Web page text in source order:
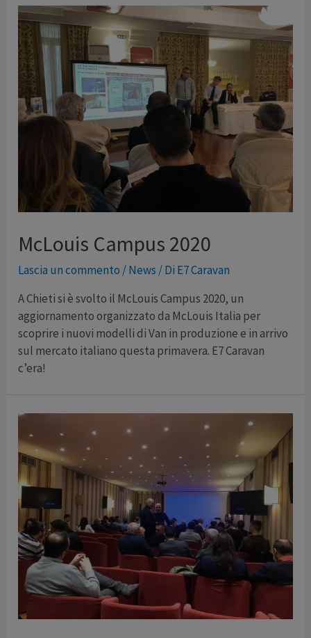
McLouis Campus 2020
Lascia un commento /News / Di E7 Caravan
A Chieti si è svolto il McLouis Campus 2020, un
aggiornamento organizzato da McLouis Italia per
scoprire i nuovi modelli di Van in produzione e in arrivo
sul mercato italiano questa primavera. E7 Caravan
c’era!